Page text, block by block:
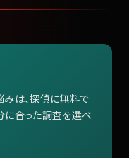
みは、探偵に無料で
に合った調査を選べ